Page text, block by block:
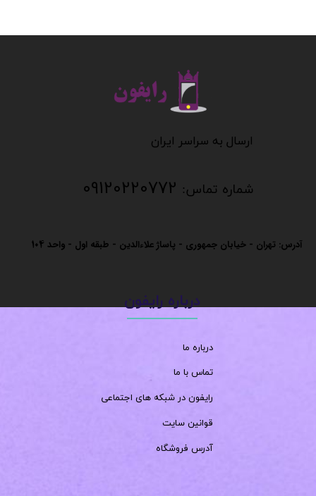
​​​​​​ارسال به سراسر ایران
شماره تماس: 09120220772
آدرس: تهران - خیابان جمهوری - پاساژ علاءالدین - طبقه اول - واحد 104
درباره رایفون
درباره ما
تماس با ما
رایفون در شبکه های اجتماعی
قوانین سایت
آدرس فروشگاه